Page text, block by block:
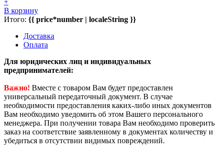
В корзину
Итого: {{ price*number | localeString }}
Доставка
Оплата
Для юридических лиц и индивидуальных
предпринимателей:
Важно! Вместе с товаром Вам будет предоставлен
универсальный передаточный документ. В случае
необходимости предоставления каких-либо иных документов
Вам необходимо уведомить об этом Вашего персонального
менеджера. При получении товара Вам необходимо проверить
заказ на соответствие заявленному в документах количеству и
убедиться в отсутствии видимых повреждений.